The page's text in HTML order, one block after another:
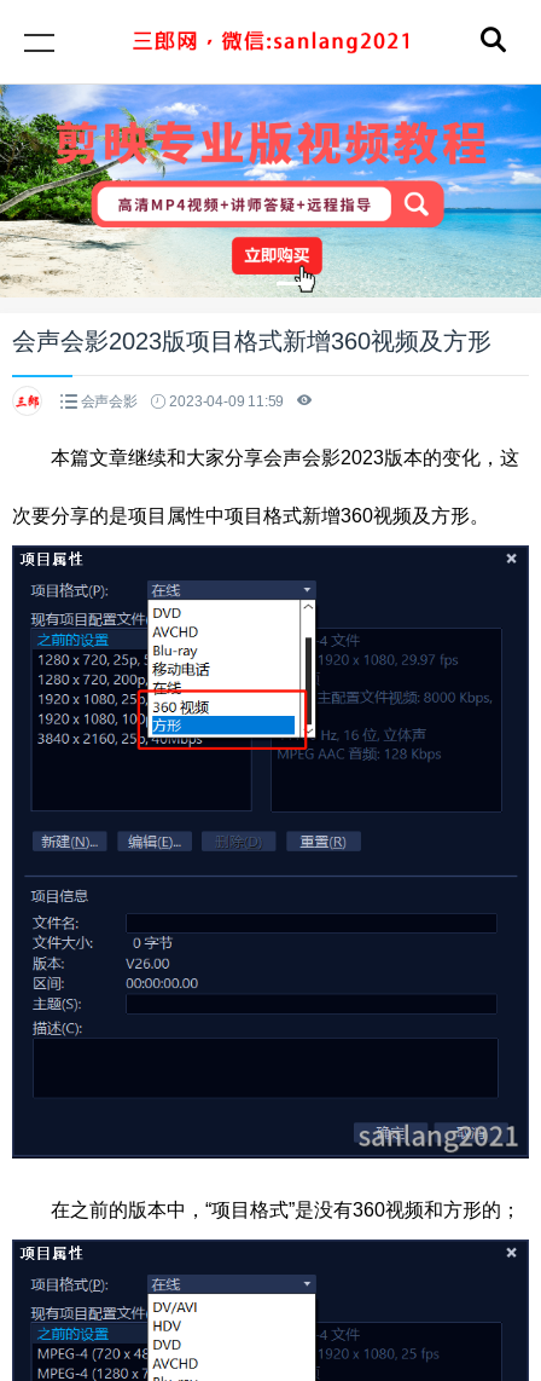
会声会影2023版项目格式新增360视频及方形
会声会影 2023-04-09 11:59
本篇文章继续和大家分享会声会影2023版本的变化，这
次要分享的是项目属性中项目格式新增360视频及方形。
在之前的版本中，“项目格式”是没有360视频和方形的；